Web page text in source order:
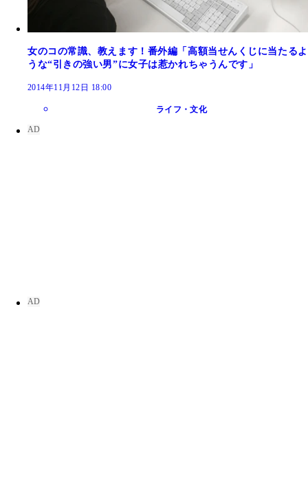
女のコの常識、教えます！番外編「高額当せんくじに当たるよ
うな“引きの強い男”に女子は惹かれちゃうんです」
2014年11月12日 18:00
ライフ・文化